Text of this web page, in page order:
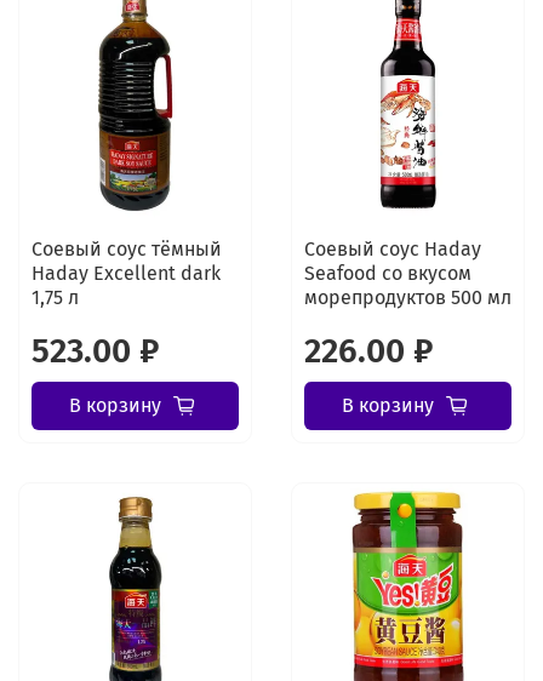
Соевый соус тёмный
Haday Excellent dark
1,75 л
523.00 ₽
В корзину
Соевый соус Haday
Seafood со вкусом
морепродуктов 500 мл
226.00 ₽
В корзину